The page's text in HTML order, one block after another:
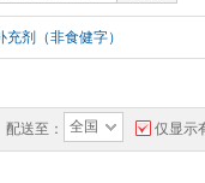
充剂（非食健字）
配送至： 全国 仅显示